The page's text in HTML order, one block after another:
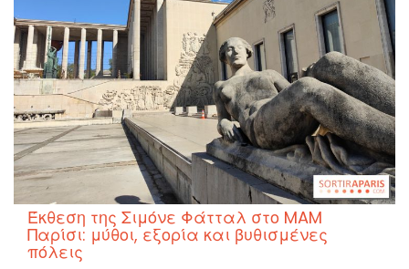
Έκθεση της Σιμόνε Φάτταλ στο MAM
Παρίσι: μύθοι, εξορία και βυθισμένες
πόλεις